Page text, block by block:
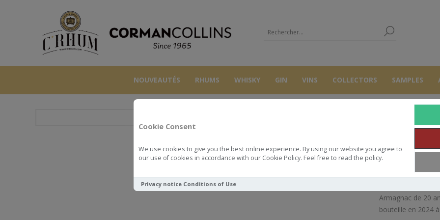
Cookie Consent
We use cookies to give you the best online experience. By using our website you agree to
our use of cookies in accordance with our Cookie Policy. Feel free to read the policy.
Privacy notice Conditions of Use
NOUVEAUTÉS RHUMS WHISKY GIN VINS COLLECTORS SAMPLES
DOMAINE DE DANIS 2004 FOLLE BLANCHE
DOMAINE DE DANIS 2004 FOLLE BLANCHE
Armagnac de 20
bouteille en 2024